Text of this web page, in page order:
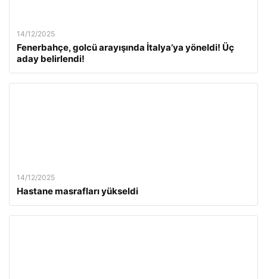
14/12/2025
Fenerbahçe, golcü arayışında İtalya’ya yöneldi! Üç
aday belirlendi!
14/12/2025
Hastane masrafları yükseldi